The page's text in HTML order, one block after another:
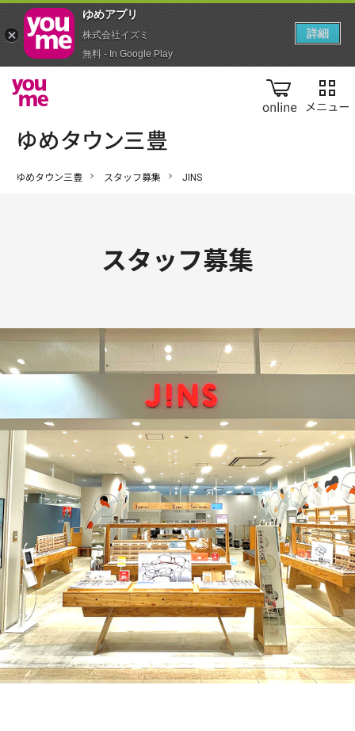
online
ゆめタウン三豊 スタッフ募集 JINS
スタッフ募集
ゆめアプ‪リ‬
株式会社イズミ
無料 - In Google Play
詳細